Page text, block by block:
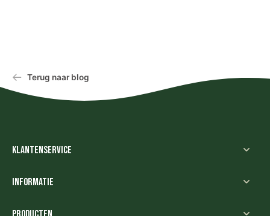
Terug naar blog
Klantenservice
Informatie